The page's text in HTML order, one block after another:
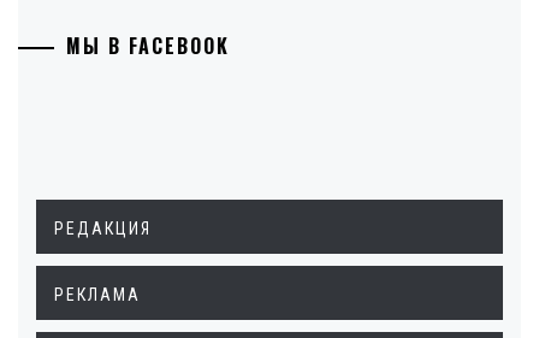
МЫ В FACEBOOK
РЕДАКЦИЯ
РЕКЛАМА